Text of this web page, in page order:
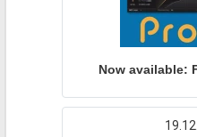
Now available: